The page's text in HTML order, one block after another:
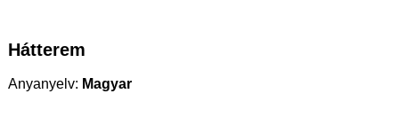
Hátterem
Anyanyelv: Magyar